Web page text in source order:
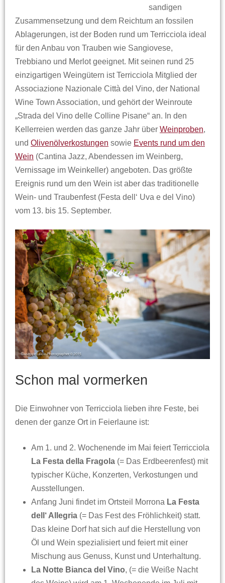
sandigen
Zusammensetzung und dem Reichtum an fossilen
Ablagerungen, ist der Boden rund um Terricciola ideal
für den Anbau von Trauben wie Sangiovese,
Trebbiano und Merlot geeignet. Mit seinen rund 25
einzigartigen Weingütern ist Terricciola Mitglied der
Associazione Nazionale Città del Vino, der National
Wine Town Association, und gehört der Weinroute
„Strada del Vino delle Colline Pisane“ an. In den
Kellerreien werden das ganze Jahr über Weinproben,
und Olivenölverkostungen sowie Events rund um den
Wein (Cantina Jazz, Abendessen im Weinberg,
Vernissage im Weinkeller) angeboten. Das größte
Ereignis rund um den Wein ist aber das traditionelle
Wein- und Traubenfest (Festa dell‘ Uva e del Vino)
vom 13. bis 15. September.
Schon mal vormerken
Die Einwohner von Terricciola lieben ihre Feste, bei
denen der ganze Ort in Feierlaune ist:
Am 1. und 2. Wochenende im Mai feiert Terricciola
La Festa della Fragola (= Das Erdbeerenfest) mit
typischer Küche, Konzerten, Verkostungen und
Ausstellungen.
Anfang Juni findet im Ortsteil Morrona La Festa
dell‘ Allegria (= Das Fest des Fröhlichkeit) statt.
Das kleine Dorf hat sich auf die Herstellung von
Öl und Wein spezialisiert und feiert mit einer
Mischung aus Genuss, Kunst und Unterhaltung.
La Notte Bianca del Vino, (= die Weiße Nacht